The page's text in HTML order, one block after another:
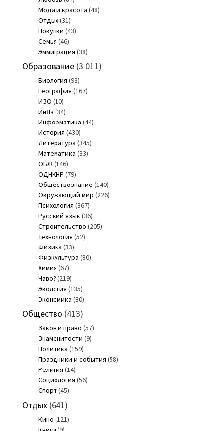
Мода и красота (48)
Отдых(31)
Покупки (43)
Семья (46)
Эммиграция (38)
Образование(3 011)
Биология (93)
География (167)
ИЗО (10)
ИнЯз (34)
Информатика (44)
История (430)
Литература (345)
Математика (33)
ОБЖ(146)
ОДНКНР (79)
Обществознание (140)
Окружающий мир (226)
Психология (367)
Русский язык(36)
Строительство (205)
Технология (52)
Физика (33)
Физкультура (80)
Химия (67)
Чаво? (219)
Экология (135)
Экономика (80)
Общество (413)
Закон и право (57)
Знаменитости (9)
Политика (159)
Праздники и события (58)
Религия (14)
Социология (56)
Спорт(45)
Отдых(641)
Кино (121)